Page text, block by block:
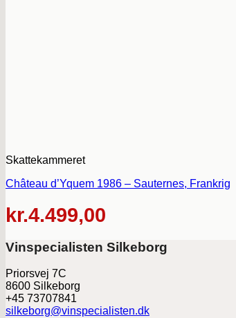
Skattekammeret
Château d’Yquem 1986 – Sauternes, Frankrig
kr.4.499,00
Vinspecialisten Silkeborg
Priorsvej 7C
8600 Silkeborg
+45 73707841
silkeborg@vinspecialisten.dk